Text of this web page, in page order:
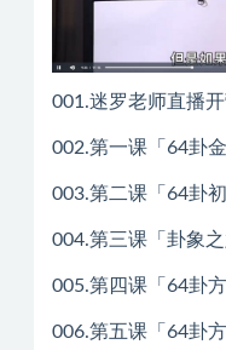
001.迷罗老师直播
002.第一课「64卦
003.第二课「64卦
004.第三课「卦象
005.第四课「64卦
006.第五课「64卦